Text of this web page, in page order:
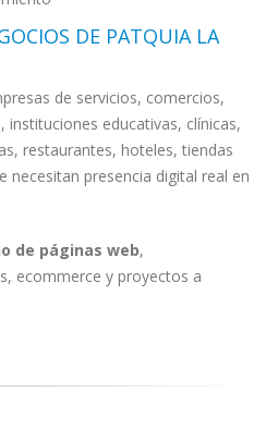
DE PATQUIA LA
de servicios, comercios,
educativas, clínicas,
restaurantes, hoteles, tiendas
necesitan presencia digital real en
de páginas web,
ecommerce y proyectos a